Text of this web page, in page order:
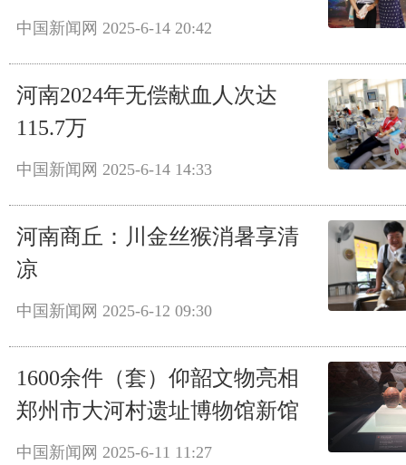
中国新闻网 2025-6-14 20:42
河南2024年无偿献血人次达
115.7万
中国新闻网 2025-6-14 14:33
河南商丘：川金丝猴消暑享清
凉
中国新闻网 2025-6-12 09:30
1600余件（套）仰韶文物亮相
郑州市大河村遗址博物馆新馆
中国新闻网 2025-6-11 11:27